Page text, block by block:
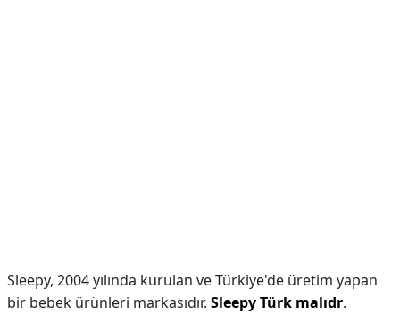
Sleepy, 2004 yılında kurulan ve Türkiye'de üretim yapan
bir bebek ürünleri markasıdır. Sleepy Türk malıdr.